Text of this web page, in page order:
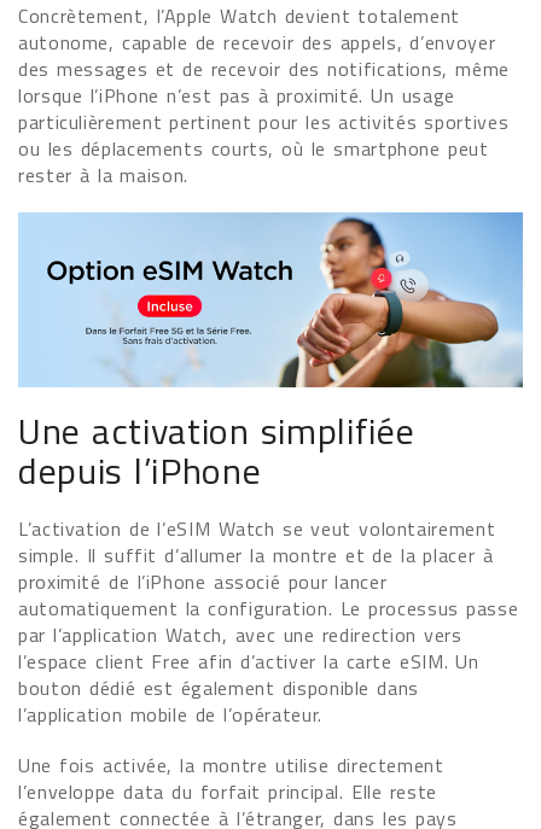
Concrètement, l’Apple Watch devient totalement
autonome, capable de recevoir des appels, d’envoyer
des messages et de recevoir des notifications, même
lorsque l’iPhone n’est pas à proximité. Un usage
particulièrement pertinent pour les activités sportives
ou les déplacements courts, où le smartphone peut
rester à la maison.
Une activation simplifiée
depuis l’iPhone
L’activation de l’eSIM Watch se veut volontairement
simple. Il suffit d’allumer la montre et de la placer à
proximité de l’iPhone associé pour lancer
automatiquement la configuration. Le processus passe
par l’application Watch, avec une redirection vers
l’espace client Free afin d’activer la carte eSIM. Un
bouton dédié est également disponible dans
l’application mobile de l’opérateur.
Une fois activée, la montre utilise directement
l’enveloppe data du forfait principal. Elle reste
également connectée à l’étranger, dans les pays